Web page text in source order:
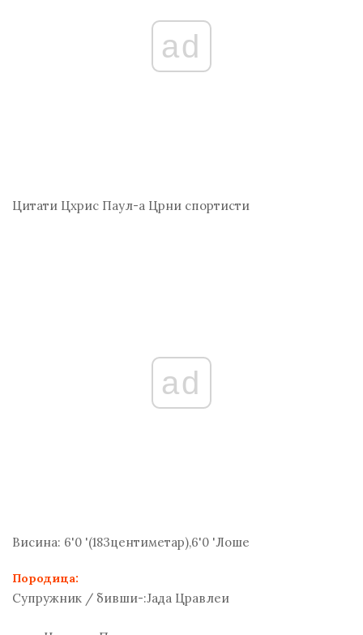
ad
Цитати Цхрис Паул-а Црни спортисти
ad
Висина: 6'0 '(183центиметар),6'0 'Лоше
Породица:
Супружник / бивши-:Јада Цравлеи